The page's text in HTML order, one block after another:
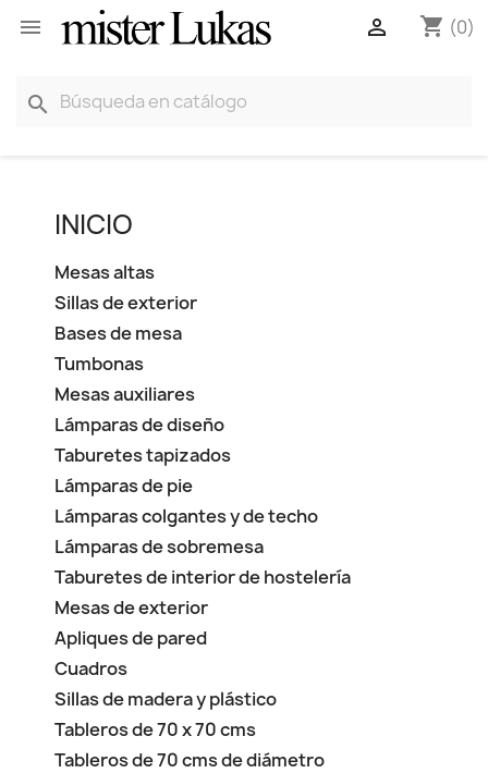
 shopping_cart (0)

search
INICIO
Mesas altas
Sillas de exterior
Bases de mesa
Tumbonas
Mesas auxiliares
Lámparas de diseño
Taburetes tapizados
Lámparas de pie
Lámparas colgantes y de techo
Lámparas de sobremesa
Taburetes de interior de hostelería
Mesas de exterior
Apliques de pared
Cuadros
Sillas de madera y plástico
Tableros de 70 x 70 cms
Tableros de 70 cms de diámetro